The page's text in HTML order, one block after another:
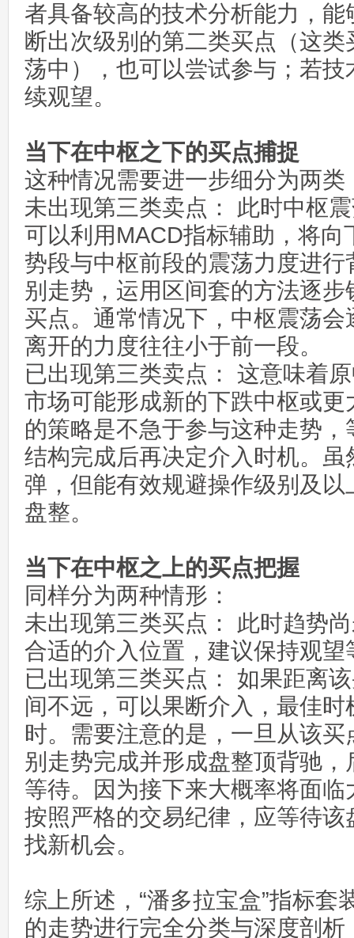
者具备较高的技术分析能力，
断出次级别的第二类买点（这
荡中），也可以尝试参与；若
续观望。
当下在中枢之下的买点捕捉
这种情况需要进一步细分为两类
未出现第三类卖点： 此时中枢
可以利用MACD指标辅助，将向
势段与中枢前段的震荡力度进
别走势，运用区间套的方法逐
买点。通常情况下，中枢震荡
离开的力度往往小于前一段。
已出现第三类卖点： 这意味着
市场可能形成新的下跌中枢或
的策略是不急于参与这种走势
结构完成后再决定介入时机。
弹，但能有效规避操作级别及
盘整。
当下在中枢之上的买点把握
同样分为两种情形：
未出现第三类买点： 此时趋势
合适的介入位置，建议保持观望
已出现第三类买点： 如果距离
间不远，可以果断介入，最佳
时。需要注意的是，一旦从该
别走势完成并形成盘整顶背驰
等待。因为接下来大概率将面
按照严格的交易纪律，应等待
找新机会。
综上所述，“潘多拉宝盒”指标套
的走势进行完全分类与深度剖